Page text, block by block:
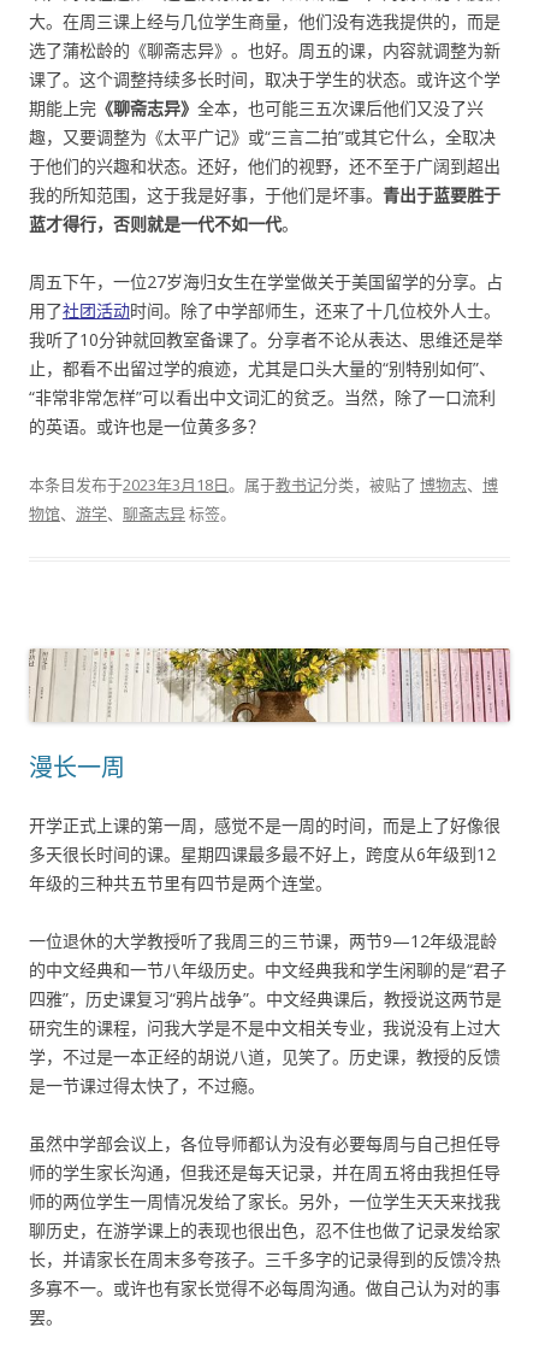
大。在周三课上经与几位学生商量，他们没有选我提供的，而是
选了蒲松龄的《聊斋志异》。也好。周五的课，内容就调整为新
课了。这个调整持续多长时间，取决于学生的状态。或许这个学
期能上完 《聊斋志异》 全本，也可能三五次课后他们又没了兴
趣，又要调整为《太平广记》或“三言二拍”或其它什么，全取决
于他们的兴趣和状态。还好，他们的视野，还不至于广阔到超出
我的所知范围，这于我是好事，于他们是坏事。 青出于蓝要胜于
蓝才得行，否则就是一代不如一代。
周五下午，一位27岁海归女生在学堂做关于美国留学的分享。占
用了社团活动时间。除了中学部师生，还来了十几位校外人士。
我听了10分钟就回教室备课了。分享者不论从表达、思维还是举
止，都看不出留过学的痕迹，尤其是口头大量的“别特别如何”、
“非常非常怎样”可以看出中文词汇的贫乏。当然，除了一口流利
的英语。或许也是一位黄多多？
本条目发布于2023年3月18日。属于教书记分类，被贴了 博物志、 博
物馆、 游学、 聊斋志异标签。
漫长一周
开学正式上课的第一周，感觉不是一周的时间，而是上了好像很
多天很长时间的课。星期四课最多最不好上，跨度从6年级到12
年级的三种共五节里有四节是两个连堂。
一位退休的大学教授听了我周三的三节课，两节9—12年级混龄
的中文经典和一节八年级历史。中文经典我和学生闲聊的是“君子
四雅”，历史课复习“鸦片战争”。中文经典课后，教授说这两节是
研究生的课程，问我大学是不是中文相关专业，我说没有上过大
学，不过是一本正经的胡说八道，见笑了。历史课，教授的反馈
是一节课过得太快了，不过瘾。
虽然中学部会议上，各位导师都认为没有必要每周与自己担任导
师的学生家长沟通，但我还是每天记录，并在周五将由我担任导
师的两位学生一周情况发给了家长。另外，一位学生天天来找我
聊历史，在游学课上的表现也很出色，忍不住也做了记录发给家
长，并请家长在周末多夸孩子。三千多字的记录得到的反馈冷热
多寡不一。或许也有家长觉得不必每周沟通。做自己认为对的事
罢。